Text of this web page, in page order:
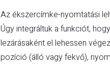
Az ékszercímke-nyomtatási
Úgy integráltuk a funkciót,
lezárásaként el lehessen
pozíció (álló vagy fekvő),